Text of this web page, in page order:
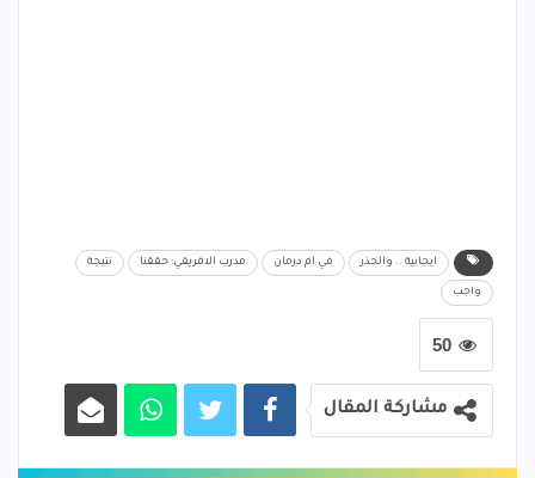
ايجابية .. والحذر في ام درمان مدرب الافريقي: حققنا نتيجة
واجب
50
مشاركة المقال